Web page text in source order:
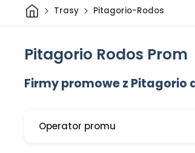
DomTrasy Pitagorio-Rodos
Pitagorio Rodos Prom
Firmy promowe z Pitagorio
Operator promu